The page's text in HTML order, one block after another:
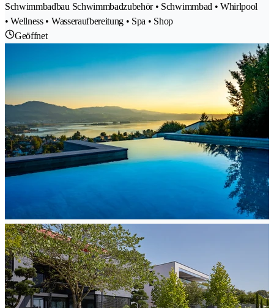
Schwimmbadbau Schwimmbadzubehör • Schwimmbad • Whirlpool
• Wellness • Wasseraufbereitung • Spa • Shop
Geöffnet